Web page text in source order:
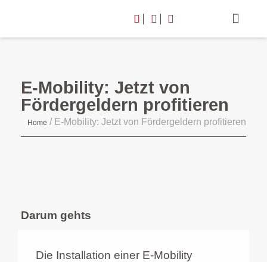
E-Mobility: Jetzt von
Fördergeldern profitieren
Home / E-Mobility: Jetzt von Fördergeldern profitieren
Darum gehts
Die Installation einer E-Mobility